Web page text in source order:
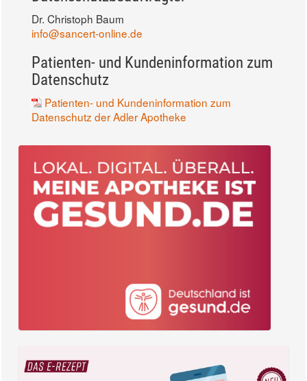
Dr. Christoph Baum
info@sancert-online.de
Patienten- und Kundeninformation zum
Datenschutz
Patienten- und Kundeninformation zum
Datenschutz der Adler Apotheke